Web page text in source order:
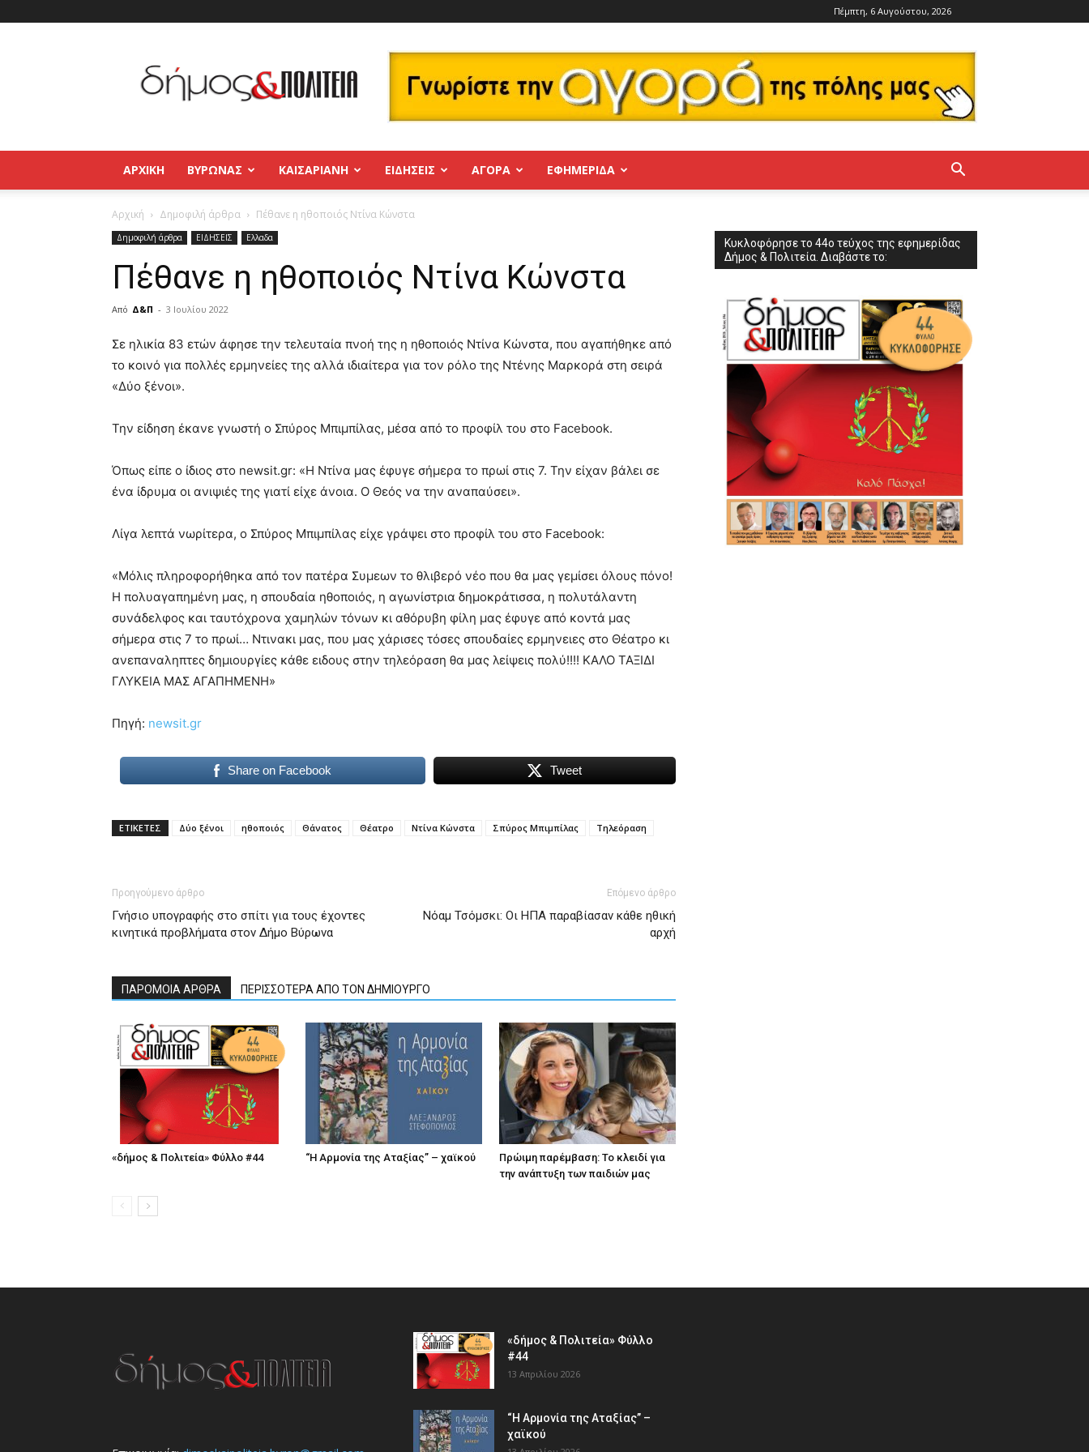
Πέμπτη, 6 Αυγούστου, 2026
και
Πολιτεία
Βύρωνας
–
Παγκράτι
ΑΡΧΙΚΉ ΒΥΡΩΝΑΣ ΚΑΙΣΑΡΙΑΝΗ ΕΙΔΗΣΕΙΣ ΑΓΟΡΑ ΕΦΗΜΕΡΊΔΑ
Αρχική Δημοφιλή άρθρα Πέθανε η ηθοποιός Ντίνα Κώνστα
Δημοφιλή άρθρα ΕΙΔΗΣΕΙΣ Ελλαδα
Πέθανε η ηθοποιός Ντίνα Κώνστα
Από Δ&Π - 3 Ιουλίου 2022
blonde
lesbians
very
hot
show.desi
lyons
teaches
the
meaning
pain.
pornhun
Σε ηλικία 83 ετών άφησε την τελευταία πνοή της η ηθοποιός Ντίνα Κώνστα, που αγαπήθηκε από
το κοινό για πολλές ερμηνείες της αλλά ιδιαίτερα για τον ρόλο της Ντένης Μαρκορά στη σειρά
«Δύο ξένοι».
Την είδηση έκανε γνωστή ο Σπύρος Μπιμπίλας, μέσα από το προφίλ του στο Facebook.
Όπως είπε ο ίδιος στο newsit.gr: «Η Ντίνα μας έφυγε σήμερα το πρωί στις 7. Την είχαν βάλει σε
ένα ίδρυμα οι ανιψιές της γιατί είχε άνοια. Ο Θεός να την αναπαύσει».
Λίγα λεπτά νωρίτερα, ο Σπύρος Μπιμπίλας είχε γράψει στο προφίλ του στο Facebook:
«Μόλις πληροφορήθηκα από τον πατέρα Συμεων το θλιβερό νέο που θα μας γεμίσει όλους πόνο!
Η πολυαγαπημένη μας, η σπουδαία ηθοποιός, η αγωνίστρια δημοκράτισσα, η πολυτάλαντη
συνάδελφος και ταυτόχρονα χαμηλών τόνων κι αθόρυβη φίλη μας έφυγε από κοντά μας
σήμερα στις 7 το πρωί… Ντινακι μας, που μας χάρισες τόσες σπουδαίες ερμηνειες στο Θέατρο κι
ανεπαναληπτες δημιουργίες κάθε ειδους στην τηλεόραση θα μας λείψεις πολύ!!!! ΚΑΛΟ ΤΑΞΙΔΙ
ΓΛΥΚΕΙΑ ΜΑΣ ΑΓΑΠΗΜΕΝΗ»
Πηγή: newsit.gr
Share on Facebook Tweet
ΕΤΙΚΕΤΕΣ Δύο ξένοι ηθοποιός Θάνατος Θέατρο Ντίνα Κώνστα Σπύρος Μπιμπίλας Τηλεόραση
Προηγούμενο άρθρο
Γνήσιο υπογραφής στο σπίτι για τους έχοντες
κινητικά προβλήματα στον Δήμο Βύρωνα
Επόμενο άρθρο
Νόαμ Τσόμσκι: Οι ΗΠΑ παραβίασαν κάθε ηθική
αρχή
ΠΑΡΟΜΟΙΑ ΑΡΘΡΑ ΠΕΡΙΣΣΟΤΕΡΑ ΑΠΟ ΤΟΝ ΔΗΜΙΟΥΡΓΟ
«δήμος & Πολιτεία» Φύλλο #44 “Η Αρμονία της Αταξίας” – χαϊκού
Πρώιμη παρέμβαση: Το κλειδί για
την ανάπτυξη των παιδιών µας
Κυκλοφόρησε το 44ο τεύχος της εφημερίδας
Δήμος & Πολιτεία. Διαβάστε το:
«δήμος & Πολιτεία» Φύλλο
#44
13 Απριλίου 2026
“Η Αρμονία της Αταξίας” –
χαϊκού